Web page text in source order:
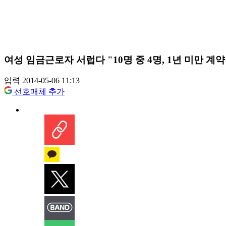
여성 임금근로자 서럽다 "10명 중 4명, 1년 미만 계
입력 2014-05-06 11:13
선호매체 추가